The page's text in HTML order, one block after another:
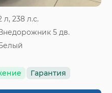
л, 238 л.с.
5 дв.
Гарантия